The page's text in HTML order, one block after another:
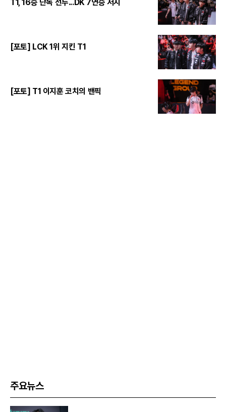
T1, 16승 단독 선두...DK 7연승 저지
[포토] LCK 1위 지킨 T1
[포토] T1 이지훈 코치의 밴픽
주요뉴스